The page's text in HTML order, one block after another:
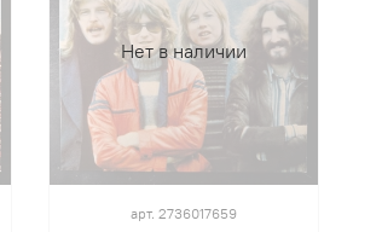
Нет в наличии
арт. 2736017659